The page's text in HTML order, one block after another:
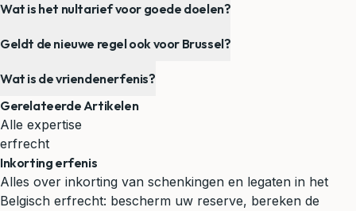
Wat is het nultarief voor goede doelen?
Geldt de nieuwe regel ook voor Brussel?
Wat is de vriendenerfenis?
Gerelateerde Artikelen
Alle expertise
erfrecht
Inkorting erfenis
Alles over inkorting van schenkingen en legaten in het
Belgisch erfrecht: bescherm uw reserve, bereken de